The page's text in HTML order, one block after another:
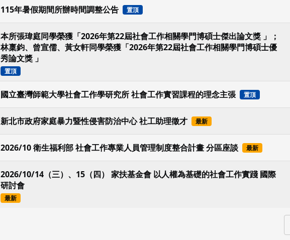
115年暑假期間所辦時間調整公告 置頂
本所張瑋庭同學榮獲「2026年第22屆社會工作相關學門博碩士傑出論文獎 」；
林稟鈞、曾宣儒、黃女軒同學榮獲「2026年第22屆社會工作相關學門博碩士優
秀論文獎 」
置頂
國立臺灣師範大學社會工作學研究所 社會工作實習課程的理念主張 置頂
新北市政府家庭暴力暨性侵害防治中心 社工助理徵才 最新
2026/10 衛生福利部 社會工作專業人員管理制度整合計畫 分區座談 最新
2026/10/14（三）、15（四） 家扶基金會 以人權為基礎的社會工作實踐 國際
研討會
最新